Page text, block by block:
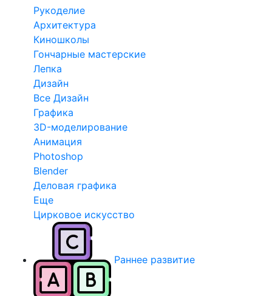
Рукоделие
Архитектура
Киношколы
Гончарные мастерские
Лепка
Дизайн
Все Дизайн
Графика
3D-моделирование
Анимация
Photoshop
Blender
Деловая графика
Еще
Цирковое искусство
Раннее развитие